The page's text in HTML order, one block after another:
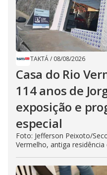
TAKTÁ/ 08/08/2026
Casa do Rio
114 anos de
exposição e
especial
Foto: Jefferson Peixoto/
Vermelho, antiga residência